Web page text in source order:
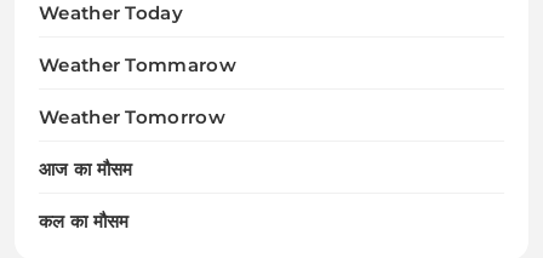
Weather Today
Weather Tommarow
Weather Tomorrow
आज का मौसम
कल का मौसम